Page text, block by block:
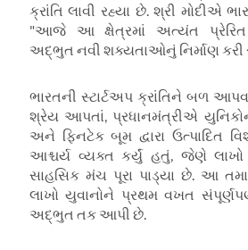
ક્રાંતિ લાવી રહ્યા છે. શ્રી મોદીએ
"આજે આ ક્ષેત્રમાં અત્યંત પ્રેરિત
અદ્ભુત નવી શક્યતાઓનું નિર્માણ કરી
ભારતની સ્ટાર્ટઅપ ક્રાંતિને બળ
શ્રેય આપતાં, પ્રધાનમંત્રીએ
અને ફિનટેક બૂમ દ્વારા ઉત્પાદિત
આશ્ચર્ય વ્યક્ત કર્યું હતું, જેણે લાખો
સાહસિક મંચ પૂરા પાડ્યા છે. આ
લાખો યુવાનોને પ્રથમ વખત
અદ્ભુત તક આપી છે.